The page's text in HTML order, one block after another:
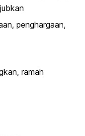
penghargaan,
ramah